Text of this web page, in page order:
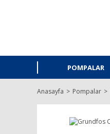
POMPALAR
Anasayfa Pompalar